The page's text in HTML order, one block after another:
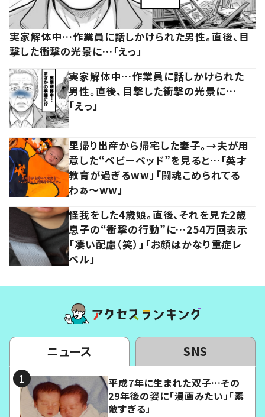
実家解体中…作業員に話しかけられた男性。直後、目
撃した衝撃の光景に…「えっ」
実家解体中…作業員に話しかけられた
男性。直後、目撃した衝撃の光景に…
「えっ」
里帰り出産から帰宅した妻子。→夫が用
意した“ベビーベッド”を見ると…「英才
教育が過ぎるww」「闘魂こめられてる
わぁ～ww」
怪我をした4歳娘。直後、それを見た2歳
息子の“衝撃の行動”に…254万回表示
「凄い配慮（笑）」「お顔はかなり重症レ
ベル」
ニュース SNS
平成7年に生まれた双子…その
29年後の姿に「漫画みたい」「素
敵すぎる」